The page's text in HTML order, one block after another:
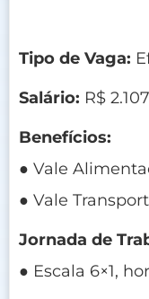
Tipo de Vaga:
Salário: R$
Benefícios:
● Vale
● Vale
Jornada de
● Escala 6×1,